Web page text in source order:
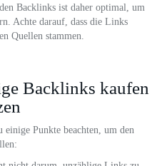
Backlinks ist daher optimal, um
Achte darauf, dass die Links
Quellen stammen.
Backlinks kaufen
Punkte beachten, um den